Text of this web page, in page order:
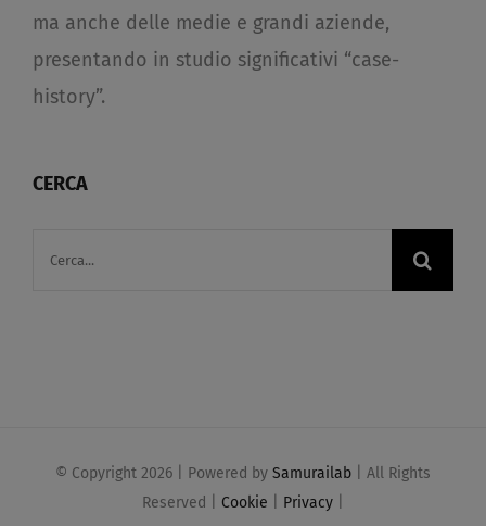
ma anche delle medie e grandi aziende,
presentando in studio significativi “case-
history”.
CERCA
© Copyright 2026 | Powered by Samurailab | All Rights
Reserved | Cookie Privacy